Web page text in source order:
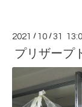
2021 / 10 /31
プリザープ